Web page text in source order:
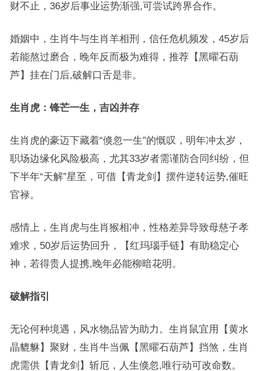
财不止，36岁后事业运势渐强,可尝试跨界合作。
婚姻中，生肖牛与生肖羊相刑，信任危机频发，45岁后
若能熬过磨合，晚年反而极为难得，推荐【黑曜石葫
芦】挂在门后,破解口舌是非。
生肖虎：锋芒一生，吉凶并存
生肖虎的豪迈下藏着“倏忽一生”的慨叹，明年冲太岁，
职场边缘化风险极高，尤其33岁者需谨防合同纠纷，但
下半年“天解”星至，可借【青龙剑】摆件逆转运势,催旺
官禄。
感情上，生肖虎与生肖猴相冲，性格差异导致母慈子孝
难求，50岁后运势回升，【红玛瑙手链】有助稳定心
神，若得贵人提携,晚年必能柳暗花明。
破解指引
无论何种境遇，风水物品皆为助力。生肖鼠宜用【黄水
晶貔貅】聚财，生肖牛当佩【黑曜石葫芦】挡煞，生肖
虎需供【青龙剑】斩厄，人生倏忽,唯行动可改命数。